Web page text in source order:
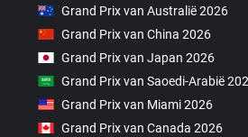
Grand Prix van Australië 2026
Grand Prix van China 2026
Grand Prix van Japan 2026
Grand Prix van Saoedi-Arabië
Grand Prix van Miami 2026
Grand Prix van Canada 2026